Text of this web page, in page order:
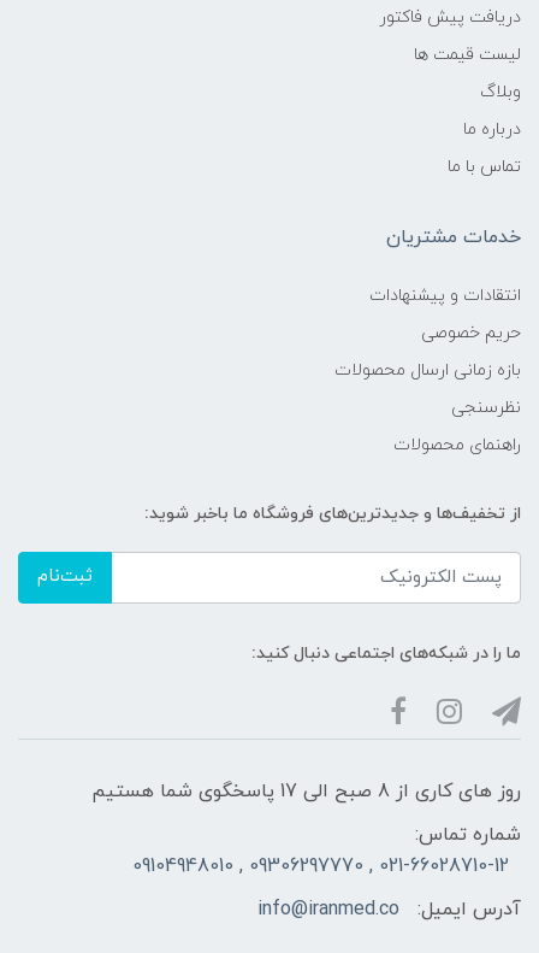
دریافت پیش فاکتور
لیست قیمت ها
وبلاگ
درباره ما
تماس با ما
خدمات مشتریان
انتقادات و پیشنهادات
حریم خصوصی
بازه زمانی ارسال محصولات
نظرسنجی
راهنمای محصولات
از تخفیف‌ها و جدیدترین‌های فروشگاه ما باخبر شوید:
ثبت‌نام
ما را در شبکه‌های اجتماعی دنبال کنید:
روز های کاری از 8 صبح الی 17 پاسخگوی شما هستیم
شماره تماس:
021-66028710-12 , 09306297770 , 09104948010
آدرس ایمیل:
info@iranmed.co